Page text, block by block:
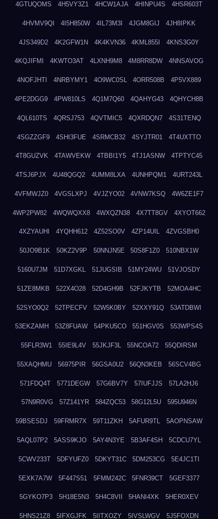
4GTUQOMS 4H5VY3Z1 4HCW1AJA 4HINPU4S 4HSR603T
4HVMV9QI 4I5H850W 4IL73M3I 4JGM8GIJ 4JH8IPKK
4JS349D2 4K2GFW1N 4K4KVN36 4KML855I 4KNS3G0Y
4KQJIFMI 4KWTO3AT 4LXNH9M8 4M8RR8DW 4NNSAVOG
4NOFJHTI 4NRBYMY1 4O9WC0SL 4ORR508B 4P5VX889
4PE2DGG9 4PW810LS 4Q1M7Q60 4QAHYG43 4QHYCH8B
4QL610TS 4QRSJ753 4QVTMIC5 4QXRDQN7 4S31TENQ
4SGZZGF9 4SHI3FUE 4SRMCB32 4SYJTR01 4T4UXTTO
4T8GUZVK 4TAWVEKW 4TBBI1Y5 4TJ1ASNW 4TPTYC45
4TSJ6PJX 4U48QGQ2 4UMM8LXA 4UNHPQM1 4URT243L
4VFMWJZ0 4VGSLXPJ 4VJZYO02 4VNW7KSQ 4W6ZE1F7
4WP2PW82 4WQWQXX8 4WXQZN38 4X7TT8GV 4XYOT662
4XZYAUHI 4YQHH612 4Z52SO0V 4ZP14UIL 4ZVGSBH0
50JO9B1K 50KZ2V9P 50NNJN5E 50S8F1Z0 510NBX1W
5160U7JM 51D7XGKL 51JUGSIB 51MY24WU 51VJOSDY
51ZE8MKB 522X4O28 52D4GH9B 52FJKYTB 52MOA4HC
52SYO0Q2 52TPECFV 52W5K0BY 52XXY91Q 53ATDBWI
53EKZAMH 53Z8FUAW 54PKU5CO 551HGV0S 553WPS4S
55FLR3W1 55IE9L4V 55JKJF3L 55NCOA72 55QDIRSM
55XAQHMU 56975PIR 56GSA0U2 56QN3KEB 56SCV4BG
571FDQ4T 5771DEGW 57G6BV7Y 57IUFJJS 57LA2HJ6
57N9R0VG 57Z141YR 584ZQC53 58G12L5U 595U946N
59BSESDJ 59FRMR7X 59T11ZKH 5AFUR9TL 5AOPNSAW
5AQL07P2 5ASS9KJO 5AY4N3YE 5B3AF4SH 5CDCU7YL
5CWV233T 5DFYUFZ0 5DKYT31C 5DM253CG 5E4JC1TI
5EXK7A7W 5F447S51 5FMM242C 5FNR39CT 5GEF3377
5GYKO7P3 5H18E5N3 5H4C8VII 5HANI4XK 5HER0XEV
5HNS21Z8 5IFXGJFK 5IITXOZY 5IVSLWGV 5J5FOXDN